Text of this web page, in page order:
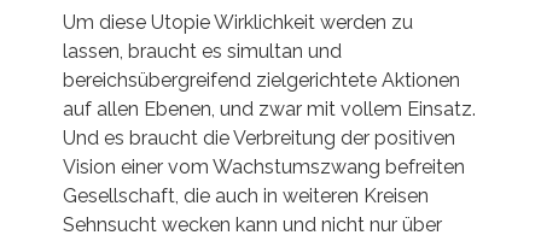
Um diese Utopie Wirklichkeit werden zu
lassen, braucht es simultan und
bereichsübergreifend zielgerichtete Aktionen
auf allen Ebenen, und zwar mit vollem Einsatz.
Und es braucht die Verbreitung der positiven
Vision einer vom Wachstumszwang befreiten
Gesellschaft, die auch in weiteren Kreisen
Sehnsucht wecken kann und nicht nur über